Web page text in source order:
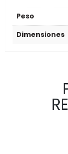
Peso
Dimensiones